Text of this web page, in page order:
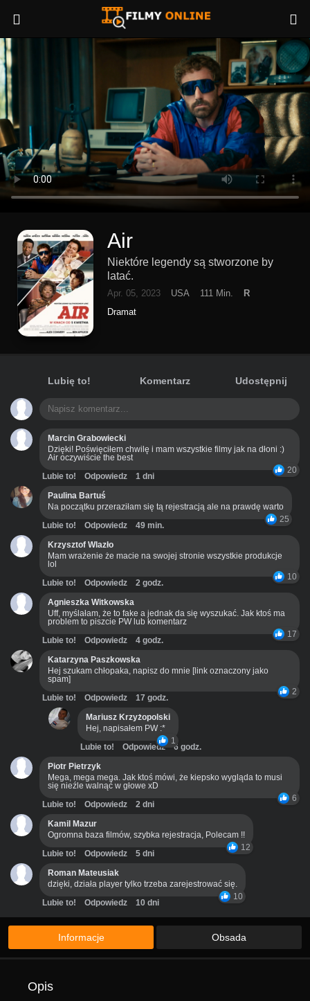
Air
Niektóre legendy są stworzone by
latać.
Apr. 05, 2023 USA 111 Min.
R
Dramat
Lubię to! Komentarz Udostępnij
Marcin Grabowiecki
Dzięki! Poświęciłem chwilę i mam wszystkie filmy jak na dłoni :)
Air oczywiście the best
20
Lubie to! Odpowiedz
1 dni
Paulina Bartuś
Na początku przeraziłam się tą rejestracją ale na prawdę warto
25
Lubie to! Odpowiedz
49 min.
Krzysztof Wlazło
Mam wrażenie że macie na swojej stronie wszystkie produkcje
lol
10
Lubie to! Odpowiedz
2 godz.
Agnieszka Witkowska
Uff, myślałam, że to fake a jednak da się wyszukać. Jak ktoś ma
problem to piszcie PW lub komentarz
17
Lubie to! Odpowiedz
4 godz.
Katarzyna Paszkowska
Hej szukam chłopaka, napisz do mnie [link oznaczony jako
spam]
2
Lubie to! Odpowiedz
17 godz.
Mariusz Krzyżopolski
Hej, napisałem PW :*
1
Lubie to! Odpowiedz
6 godz.
Piotr Pietrzyk
Mega, mega mega. Jak ktoś mówi, że kiepsko wygląda to musi
się nieźle walnąć w głowe xD
6
Lubie to! Odpowiedz
2 dni
Kamil Mazur
Ogromna baza filmów, szybka rejestracja, Polecam !!
12
Lubie to! Odpowiedz
5 dni
Roman Mateusiak
dzięki, działa player tylko trzeba zarejestrować się.
10
Lubie to! Odpowiedz 10 dni
Informacje Obsada
Opis